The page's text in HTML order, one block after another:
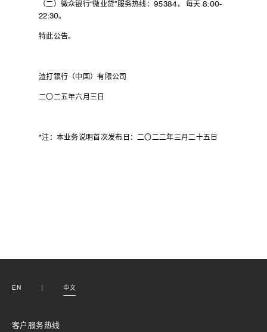
（二）微众银行“微业贷”服务热线：95384， 每天 8:00-
22:30。
特此公告。
渣打银行（中国）有限公司
二〇二五年六月三日
*注：本业务说明首次发布日：二〇二二年三月二十五日
EN 中文
客户服务热线